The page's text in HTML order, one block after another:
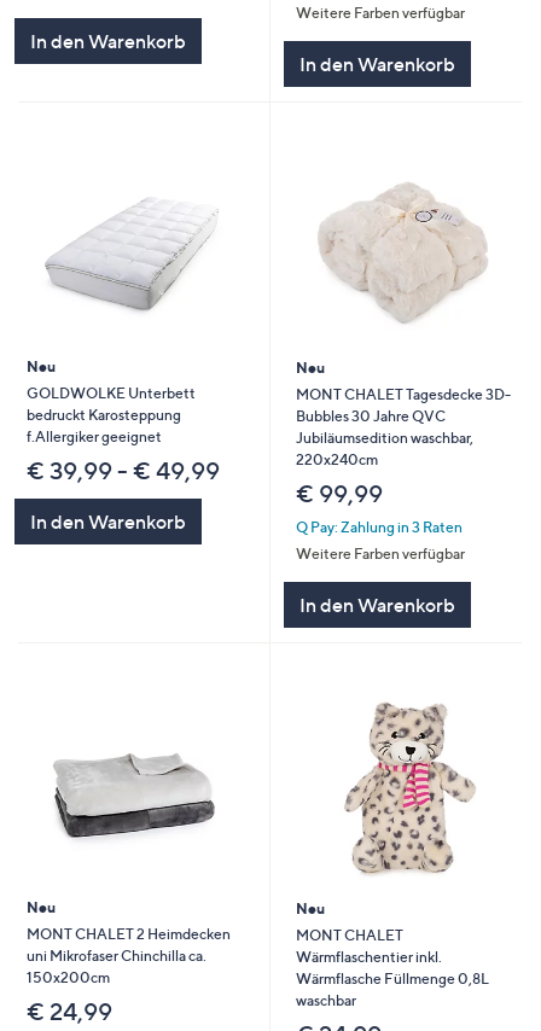
In den Warenkorb
Weitere Farben verfügbar
In den Warenkorb
Neu
GOLDWOLKE Unterbett
bedruckt Karosteppung
f.Allergiker geeignet
€ 39,99 - € 49,99
In den Warenkorb
Neu
MONT CHALET Tagesdecke 3D-
Bubbles 30 Jahre QVC
Jubiläumsedition waschbar,
220x240cm
€ 99,99
Q Pay: Zahlung in 3 Raten
Weitere Farben verfügbar
In den Warenkorb
Neu
MONT CHALET 2 Heimdecken
uni Mikrofaser Chinchilla ca.
150x200cm
€ 24,99
Neu
MONT CHALET
Wärmflaschentier inkl.
Wärmflasche Füllmenge 0,8L
waschbar